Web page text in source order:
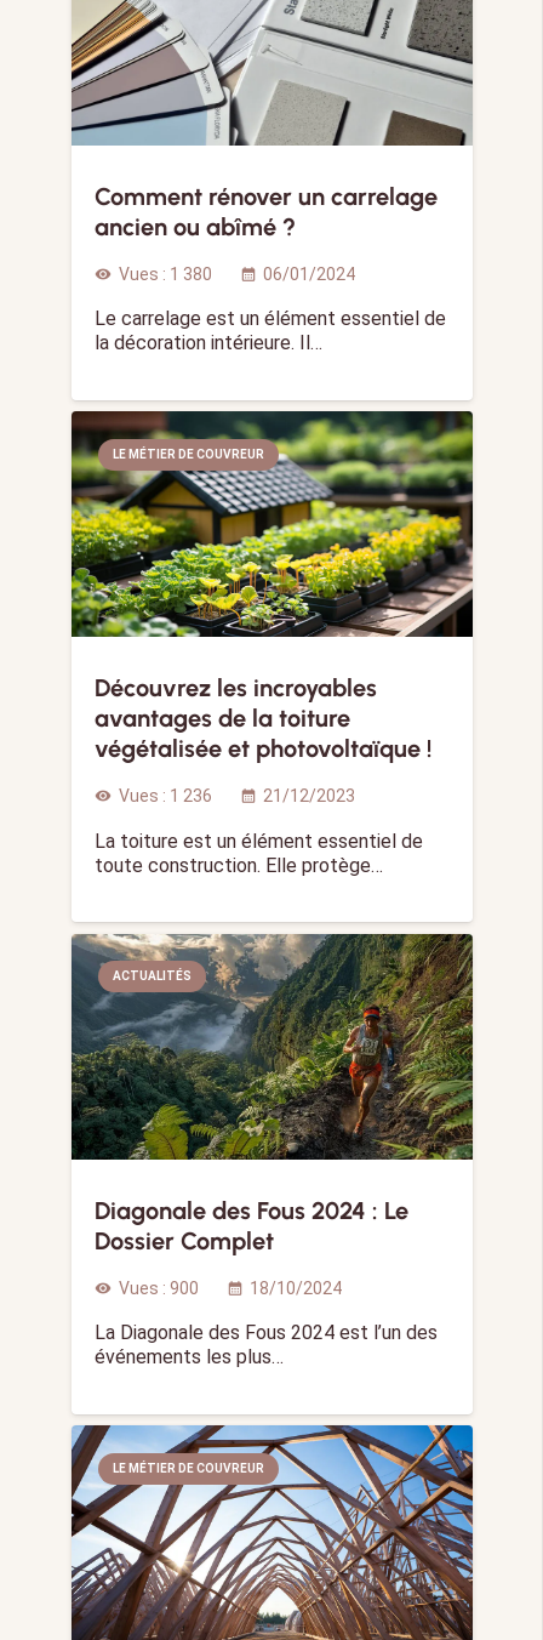
Comment rénover un carrelage
ancien ou abîmé ?
visibility Vues : 1 380 calendar_month 06/01/2024
Le carrelage est un élément essentiel de
la décoration intérieure. Il…
LE MÉTIER DE COUVREUR
Découvrez les incroyables
avantages de la toiture
végétalisée et photovoltaïque !
visibility Vues : 1 236 calendar_month 21/12/2023
La toiture est un élément essentiel de
toute construction. Elle protège…
ACTUALITÉS
Diagonale des Fous 2024 : Le
Dossier Complet
visibility Vues : 900 calendar_month 18/10/2024
La Diagonale des Fous 2024 est l’un des
événements les plus…
LE MÉTIER DE COUVREUR